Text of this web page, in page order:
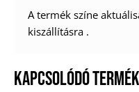
A termék színe
kiszállításra .
KAPCSOLÓDÓ